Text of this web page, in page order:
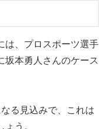
は、プロスポーツ選手
坂本勇人さんのケース
る見込みで、これは
う。